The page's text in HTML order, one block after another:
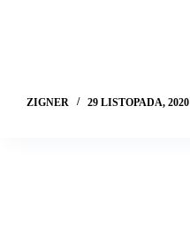
ZIGNER 29 LISTOPADA, 2020